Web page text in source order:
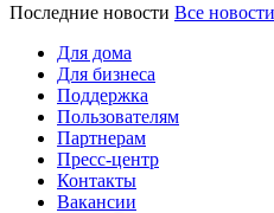
Последние новости Все новости
Для дома
Для бизнеса
Поддержка
Пользователям
Партнерам
Пресс-центр
Контакты
Вакансии